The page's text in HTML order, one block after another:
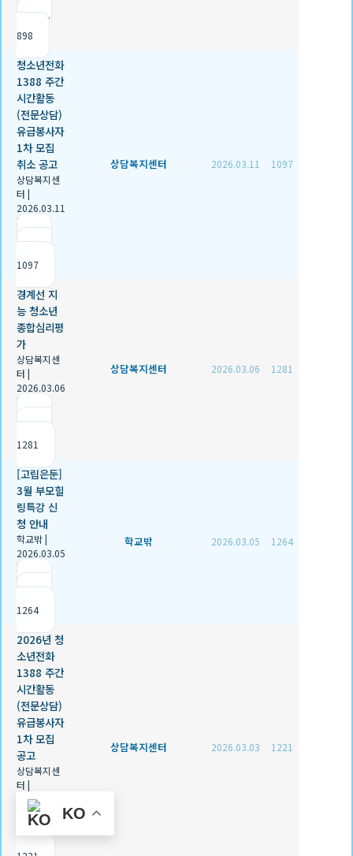
조회
898
청소년전화
1388 주간
시간활동
(전문상담)
유급봉사자
1차 모집
취소 공고
상담복지센
터 |
2026.03.11
|
1097
상담복지센터 2026.03.11 1097
경계선 지
능 청소년
종합심리평
가
상담복지센
터 |
2026.03.06
|
1281
상담복지센터 2026.03.06 1281
[고립은둔]
3월 부모힐
링특강 신
청 안내
학교밖|
2026.03.05
|
1264
학교밖 2026.03.05 1264
2026년 청
소년전화
1388 주간
시간활동
(전문상담)
유급봉사자
1차 모집
공고
상담복지센
터 |
2026.03.03
추천 0
|
상담복지센터 2026.03.03 1221
KO